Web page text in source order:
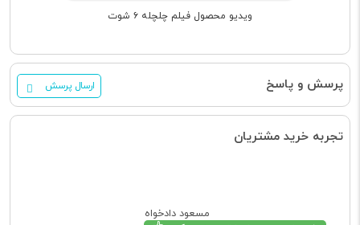
ویدیو محصول فیلم چلچله ۶ شوت
پرسش و پاسخ ارسال پرسش
تجربه خرید مشتریان
مسعود دادخواه